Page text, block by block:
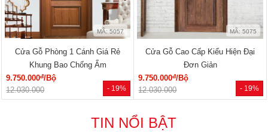
- 19%
MÃ: 5057
Cửa Gỗ Phòng 1 Cánh Giá Rẻ
Khung Bao Chống Ẩm
9.750.000đ/Bộ
12.030.000
- 19%
MÃ: 5075
Cửa Gỗ Cao Cấp Kiểu Hiện Đại
Đơn Giản
9.750.000đ/Bộ
12.030.000
TIN NỔI BẬT